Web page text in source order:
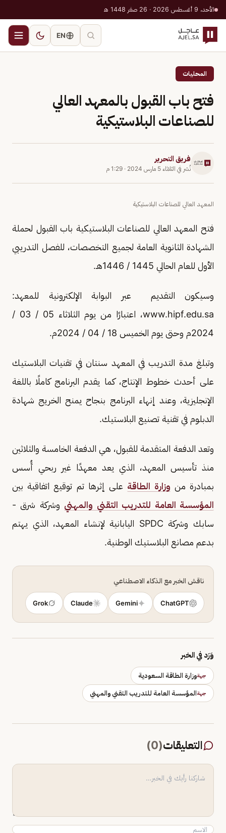
الأحد، 9 أغسطس 2026 · 26 صفر 1448 هـ
EN
المحليات
فتح باب القبول بالمعهد العالي
للصناعات البلاستيكية
فريق التحرير
نُشر في الثلاثاء 5 مارس 2024 · 1:29 م
المعهد العالي للصناعات البلاستيكية
فتح المعهد العالي للصناعات البلاستيكية باب القبول لحملة
الشهادة الثانوية العامة لجميع التخصصات، للفصل التدريبي
الأول للعام الحالي 1445 / 1446هـ.
وسيكون التقديم عبر البوابة الإلكترونية للمعهد:
www.hipf.edu.sa، اعتبارًا من يوم الثلاثاء 05 / 03 /
2024م وحتى يوم الخميس 18 / 04 / 2024م.
وتبلغ مدة التدريب في المعهد سنتان في تقنيات البلاستيك
على أحدث خطوط الإنتاج، كما يقدم البرنامج كاملًا باللغة
الإنجليزية، وعند إنهاء البرنامج بنجاح يمنح الخريج شهادة
الدبلوم في تقنية تصنيع البلاستيك.
وتعد الدفعة المتقدمة للقبول، هي الدفعة الخامسة والثلاثين
منذ تأسيس المعهد، الذي يعد معهدًا غير ربحي أُسس
بمبادرة من وزارة الطاقة على إثرها تم توقيع اتفاقية بين
المؤسسة العامة للتدريب التقني والمهني وشركة شرق -
سابك وشركة SPDC اليابانية لإنشاء المعهد، الذي يهتم
بدعم مصانع البلاستيك الوطنية.
ناقش الخبر مع الذكاء الاصطناعي
ChatGPT
Gemini
Claude
Grok
وَرَد في الخبر
جهةوزارة الطاقة السعودية
جهةالمؤسسة العامة للتدريب التقني والمهني
التعليقات(
0
)